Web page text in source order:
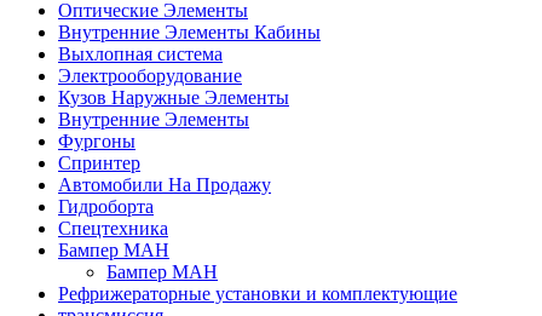
Оптические Элементы
Внутренние Элементы Кабины
Выхлопная система
Электрооборудование
Кузов Наружные Элементы
Внутренние Элементы
Фургоны
Спринтер
Автомобили На Продажу
Гидроборта
Спецтехника
Бампер МАН
Бампер МАН
Рефрижераторные установки и комплектующие